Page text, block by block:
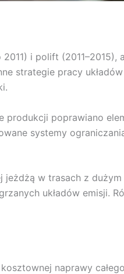
i polift (2011–2015),
strategie pracy układów
produkcji poprawiano
systemy
jeżdżą w trasach z
układów emisji.
naprawy